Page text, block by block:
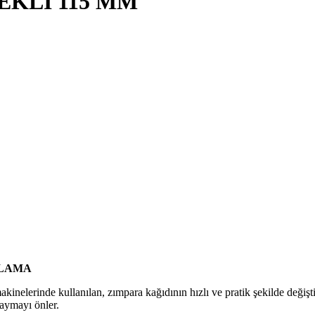
kullanılan, zımpara kağıdının hızlı ve pratik şekilde
önler.